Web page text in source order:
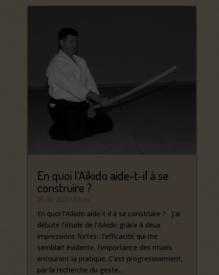
En quoi l’Aïkido aide-t-il à se
construire ?
En quoi l’Aïkido aide-t-il à se construire ? J’ai
débuté l’étude de l’Aïkido grâce à deux
impressions fortes : l’efficacité qui me
semblait évidente, l’importance des rituels
entourant la pratique. C’est progressivement,
par la recherche du geste…